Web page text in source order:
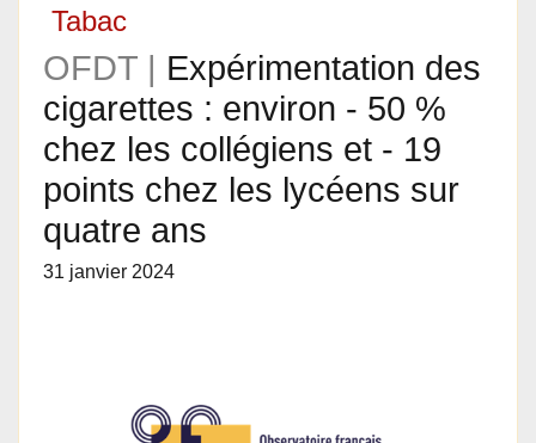
Tabac
OFDT | Expérimentation des
cigarettes : environ - 50 %
chez les collégiens et - 19
points chez les lycéens sur
quatre ans
31 janvier 2024